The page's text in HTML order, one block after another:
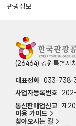
관광정보
(26464) 강원특별자
대표전화 033-738-
사업자등록번호
통신판매업신고 제
이용 가이드
찾아오시는 길